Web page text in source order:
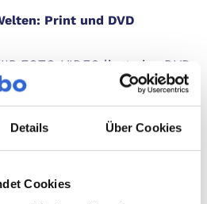
Details Über Cookies
Cookies
Print und DVD
FOTO-VIDEO liegt eine DVD
Inhalten, die Sie
: Lernen Sie von
Schritt geführt und erfahren